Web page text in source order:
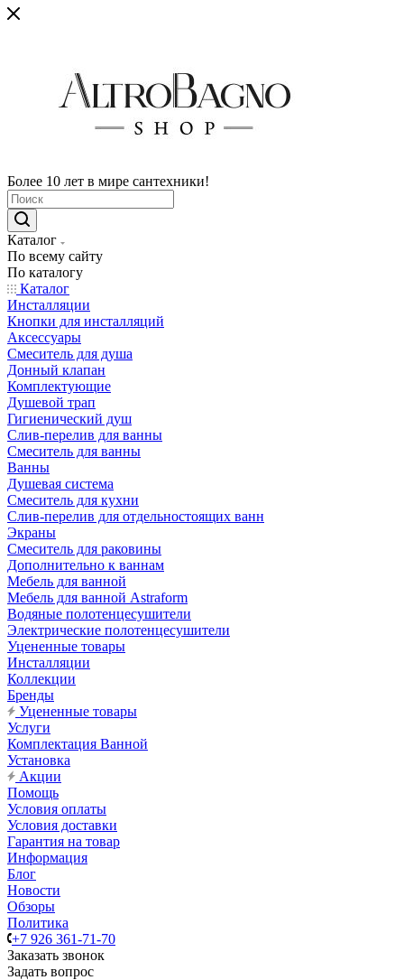
Более 10 лет в мире сантехники!
Каталог
По всему сайту
По каталогу
Каталог
Инсталляции
Кнопки для инсталляций
Аксессуары
Смеситель для душа
Донный клапан
Комплектующие
Душевой трап
Гигиенический душ
Слив-перелив для ванны
Смеситель для ванны
Ванны
Душевая система
Смеситель для кухни
Слив-перелив для отдельностоящих ванн
Экраны
Смеситель для раковины
Дополнительно к ваннам
Мебель для ванной
Мебель для ванной Astraform
Водяные полотенцесушители
Электрические полотенцесушители
Уцененные товары
Инсталляции
Коллекции
Бренды
Уцененные товары
Услуги
Комплектация Ванной
Установка
Акции
Помощь
Условия оплаты
Условия доставки
Гарантия на товар
Информация
Блог
Новости
Обзоры
Политика
+7 926 361-71-70
Заказать звонок
Задать вопрос